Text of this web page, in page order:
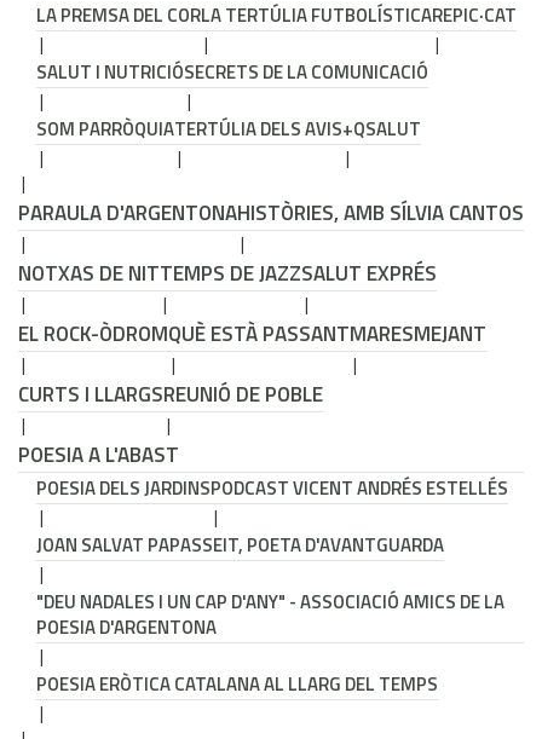
LA PREMSA DEL CORLA TERTÚLIA FUTBOLÍSTICAREPIC·CAT
SALUT I NUTRICIÓSECRETS DE LA COMUNICACIÓ
SOM PARRÒQUIATERTÚLIA DELS AVIS+QSALUT
PARAULA D'ARGENTONAHISTÒRIES, AMB SÍLVIA CANTOS
NOTXAS DE NITTEMPS DE JAZZSALUT EXPRÉS
EL ROCK-ÒDROMQUÈ ESTÀ PASSANTMARESMEJANT
CURTS I LLARGSREUNIÓ DE POBLE
POESIA A L'ABAST
POESIA DELS JARDINSPODCAST VICENT ANDRÉS ESTELLÉS
JOAN SALVAT PAPASSEIT, POETA D'AVANTGUARDA
"DEU NADALES I UN CAP D'ANY" - ASSOCIACIÓ AMICS DE LA
POESIA D'ARGENTONA
POESIA ERÒTICA CATALANA AL LLARG DEL TEMPS